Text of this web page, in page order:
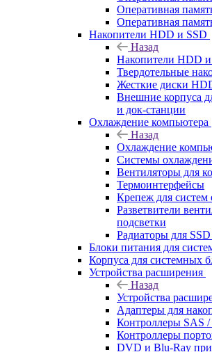
Оперативная
Оперативная
Накопители HDD и SSD
Назад
Накопители HDD и
Твердотельные
Жесткие диски
Внешние корпуса
и док-станции
Охлаждение компьютера
Назад
Охлаждение
Системы
Вентиляторы для
Термоинтерфейсы
Крепеж для систем
Разветвители
подсветки
Радиаторы для
Блоки питания для
Корпуса для системных
Устройства расширения
Назад
Устройства
Адаптеры для
Контроллеры SAS /
Контроллеры
DVD и Blu-Ray